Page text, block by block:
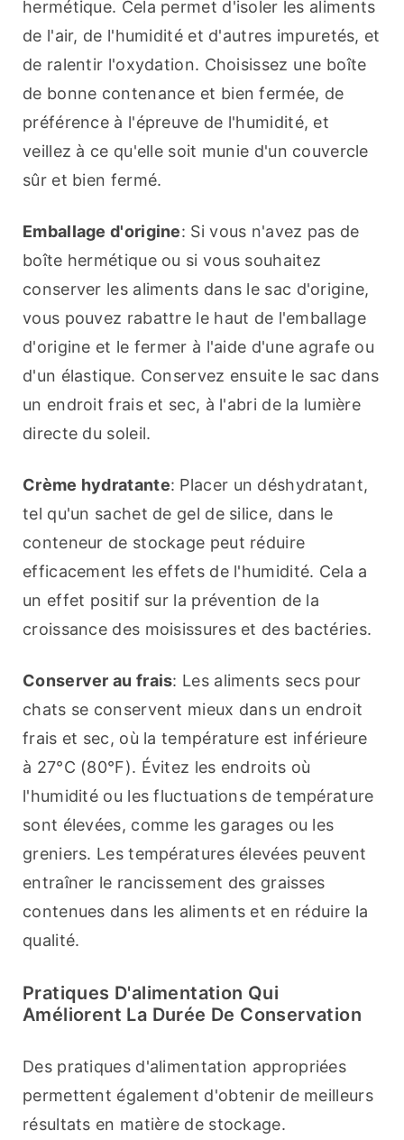
hermétique. Cela permet d'isoler les aliments
de l'air, de l'humidité et d'autres impuretés, et
de ralentir l'oxydation. Choisissez une boîte
de bonne contenance et bien fermée, de
préférence à l'épreuve de l'humidité, et
veillez à ce qu'elle soit munie d'un couvercle
sûr et bien fermé.
Emballage d'origine: Si vous n'avez pas de
boîte hermétique ou si vous souhaitez
conserver les aliments dans le sac d'origine,
vous pouvez rabattre le haut de l'emballage
d'origine et le fermer à l'aide d'une agrafe ou
d'un élastique. Conservez ensuite le sac dans
un endroit frais et sec, à l'abri de la lumière
directe du soleil.
Crème hydratante: Placer un déshydratant,
tel qu'un sachet de gel de silice, dans le
conteneur de stockage peut réduire
efficacement les effets de l'humidité. Cela a
un effet positif sur la prévention de la
croissance des moisissures et des bactéries.
Conserver au frais: Les aliments secs pour
chats se conservent mieux dans un endroit
frais et sec, où la température est inférieure
à 27°C (80°F). Évitez les endroits où
l'humidité ou les fluctuations de température
sont élevées, comme les garages ou les
greniers. Les températures élevées peuvent
entraîner le rancissement des graisses
contenues dans les aliments et en réduire la
qualité.
Pratiques D'alimentation Qui
Améliorent La Durée De Conservation
Des pratiques d'alimentation appropriées
permettent également d'obtenir de meilleurs
résultats en matière de stockage.